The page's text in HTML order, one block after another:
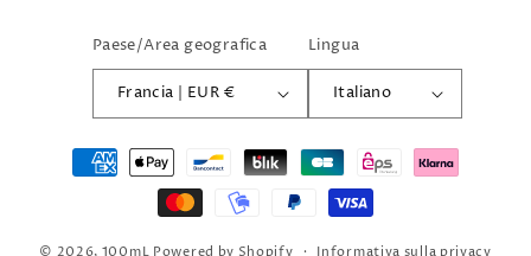
Paese/Area geografica
Francia | EUR €
Lingua
Italiano
Metodi
© 2026, 100mL Powered by Shopify Informativa sulla privacy